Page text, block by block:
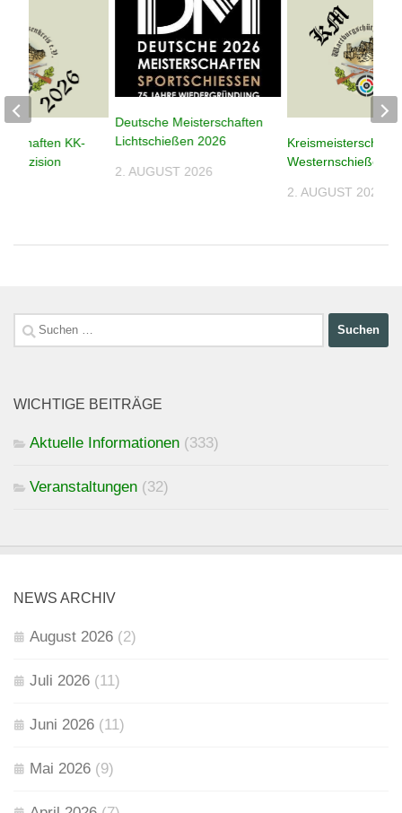
Deutsche Meisterschaften
Lichtschießen 2026
2. AUGUST 2026
Westernschießen
2. AUGUST 2026
KK-
Präzision
Suchen
nach:
WICHTIGE BEITRÄGE
Aktuelle Informationen (333)
Veranstaltungen (32)
NEWS ARCHIV
August 2026 (2)
Juli 2026 (11)
Juni 2026 (11)
Mai 2026 (9)